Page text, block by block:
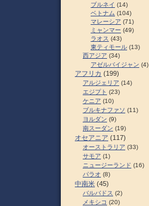
ブルネイ (14)
ベトナム (104)
マレーシア (71)
ミャンマー (49)
ラオス (43)
東ティモール (13)
西アジア (34)
アゼルバイジャン (4)
アフリカ (199)
アルジェリア (14)
エジプト (23)
ケニア (10)
ブルキナファソ (11)
ヨルダン (9)
南スーダン (19)
オセアニア (117)
オーストラリア (33)
サモア (1)
ニュージーランド (16)
パラオ (8)
中南米 (45)
バルバドス (2)
メキシコ (20)